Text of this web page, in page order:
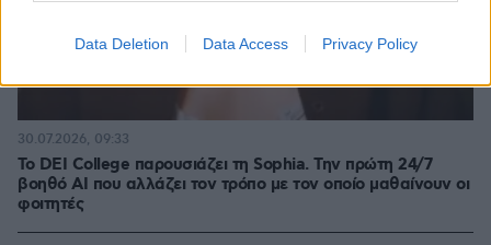
Data Deletion Data Access Privacy Policy
Το DEI College παρουσιάζει τη Sophia. Την πρώτη 24/7
βοηθό AI που αλλάζει τον τρόπο με τον οποίο μαθαίνουν οι
φοιτητές
30.07.2026, 09:33